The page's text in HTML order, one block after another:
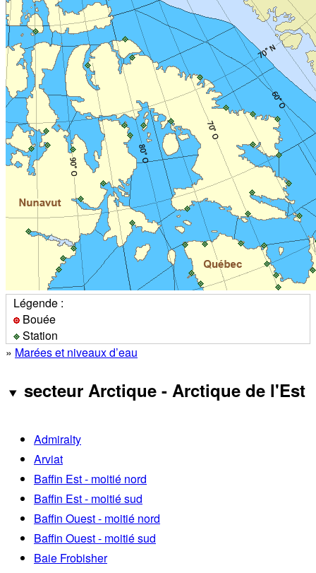
Légende :
Bouée
Station
» Marées et niveaux d’eau
secteur Arctique - Arctique de l'Est
Admiralty
Arviat
Baffin Est - moitié nord
Baffin Est - moitié sud
Baffin Ouest - moitié nord
Baffin Ouest - moitié sud
Baie Frobisher